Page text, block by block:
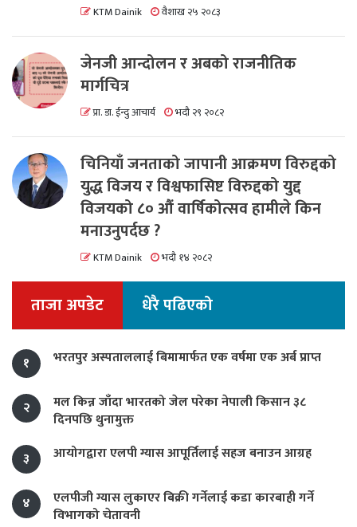
KTM Dainik वैशाख २५ २०८३
जेनजी आन्दोलन र अबको राजनीतिक
मार्गचित्र
प्रा. डा. ईन्दु आचार्य भदौ २९ २०८२
चिनियाँ जनताको जापानी आक्रमण विरुद्दको
युद्ध विजय र विश्वफासिष्ट विरुद्दको युद्द
विजयको ८० औं वार्षिकोत्सव हामीले किन
मनाउनुपर्दछ ?
KTM Dainik भदौ १४ २०८२
ताजा अपडेट धेरै पढिएको
१ भरतपुर अस्पताललाई बिमामार्फत एक वर्षमा एक अर्ब प्राप्त
२
मल किन्न जाँदा भारतको जेल परेका नेपाली किसान ३८
दिनपछि थुनामुक्त
३
आयोगद्वारा एलपी ग्यास आपूर्तिलाई सहज बनाउन आग्रह
४
एलपीजी ग्यास लुकाएर बिक्री गर्नेलाई कडा कारबाही गर्ने
विभागको चेतावनी